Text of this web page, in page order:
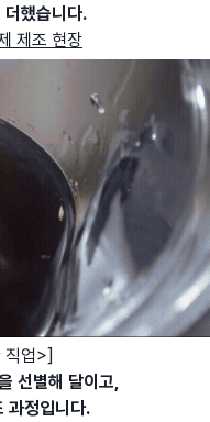
했습니다.
제조 현장
직업>]
선별해 달이고,
과정입니다.